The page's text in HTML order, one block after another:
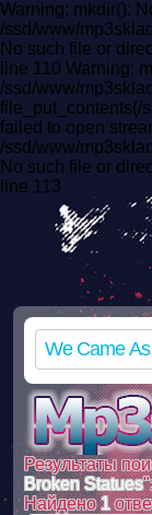
Warning: mkdir():
/ssd/www/
No such file or
line 110 Warning:
/ssd/www/
file_put_contents(/
failed to open
/ssd/www/
No such file or
line 113
Результаты
Broken Statues
Найдено1